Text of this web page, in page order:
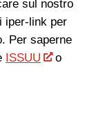
sul nostro
iper-link per
Per saperne
ISSUU
o